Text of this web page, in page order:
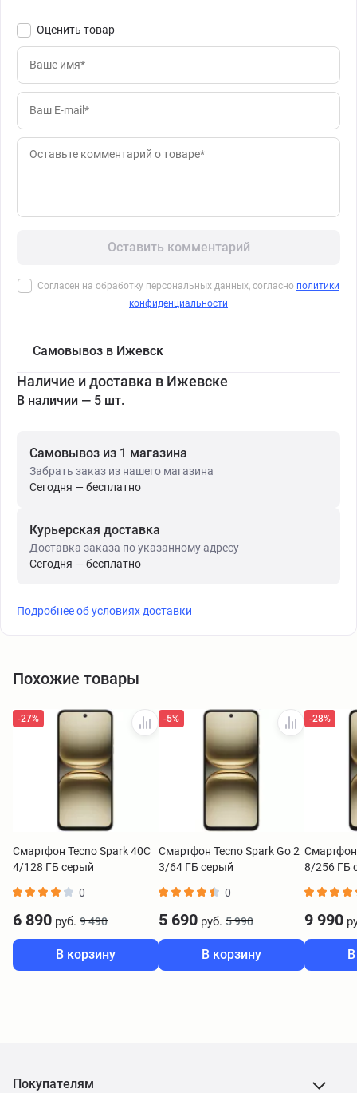
Оценить товар
Оставить комментарий
Согласен на обработку персональных данных, согласно политики
конфиденциальности
Самовывоз в Ижевск
Наличие и доставка в Ижевске
В наличии — 5 шт.
Самовывоз из 1 магазина
Забрать заказ из нашего магазина
Сегодня — бесплатно
Курьерская доставка
Доставка заказа по указанному адресу
Сегодня — бесплатно
Подробнее об условиях доставки
Похожие товары
-27%
Смартфон Tecno Spark 40C
4/128 ГБ серый
0
6 890 руб. 9 490
В корзину
-5%
Смартфон Tecno Spark Go 2
3/64 ГБ серый
0
5 690 руб. 5 990
В корзину
-28%
Смартфон
8/256 ГБ
9 990
Покупателям